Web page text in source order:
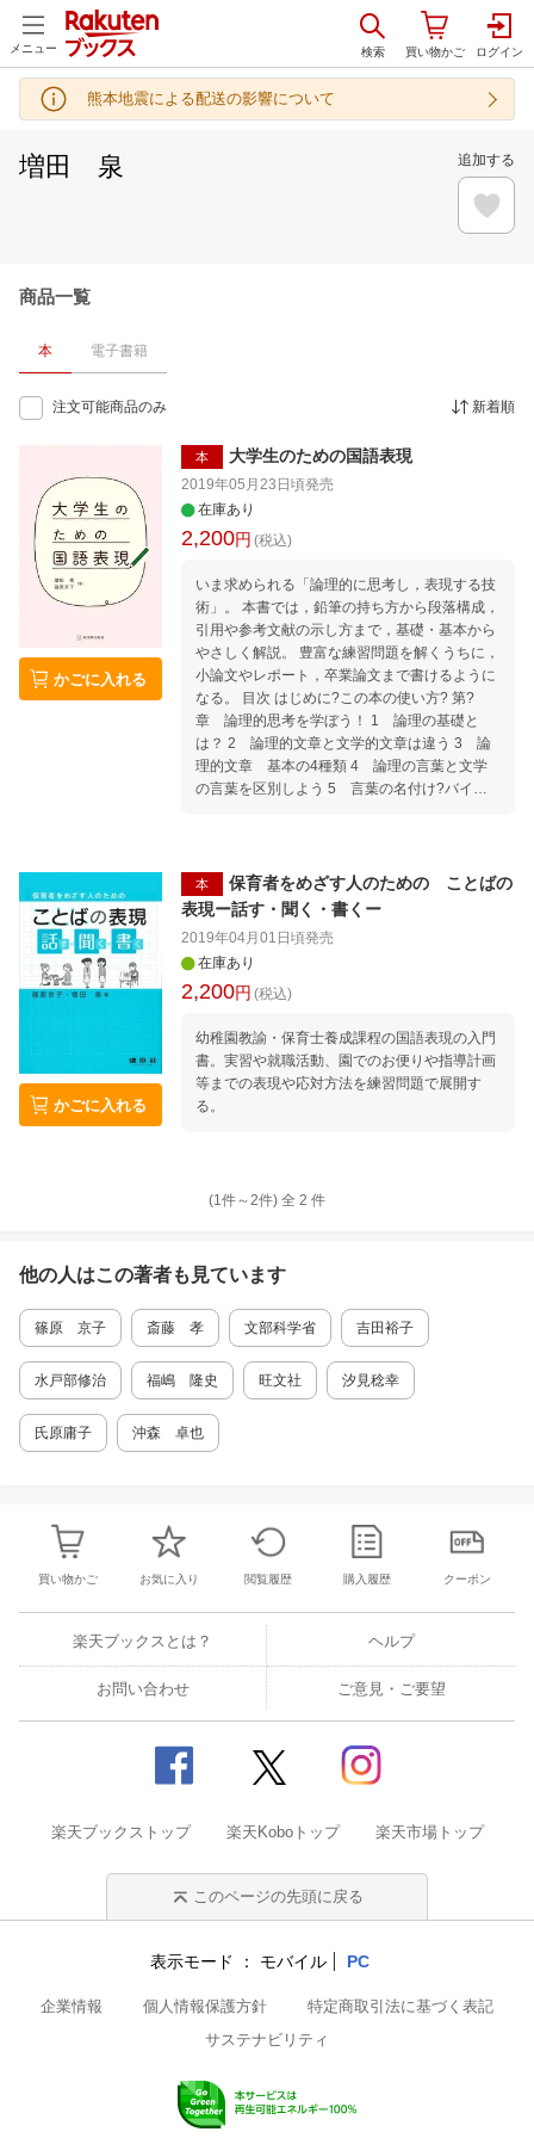
メニュー
熊本地震による配送の影響について
増田 泉 追加する
商品一覧
本 電子書籍
注文可能商品のみ 新着順
かごに入れる
本 大学生のための国語表現
2019年05月23日頃発売
在庫あり
2,200円 (税込)
いま求められる「論理的に思考し，表現する技
術」。 本書では，鉛筆の持ち方から段落構成，
引用や参考文献の示し方まで，基礎・基本から
やさしく解説。 豊富な練習問題を解くうちに，
小論文やレポート，卒業論文まで書けるように
なる。 目次 はじめに?この本の使い方? 第?
章 論理的思考を学ぼう！ 1 論理の基礎と
は？ 2 論理的文章と文学的文章は違う 3 論
理的文章 基本の4種類 4 論理の言葉と文学
の言葉を区別しよう 5 言葉の名付け?バイア
ーワード 11 事実と意見を区別する 12 演繹
的思考と帰納的思考 第?章 基礎を大事に！ 1
3 片仮名も正しく 4 同音異義語を使い分け
る 5 句読点の打ち方 6 論理的文章で使う言
葉には決意がいる 7 箇条書きの書き方 8 原
号? 9 原稿用紙の使い方をマスターする(2)?か
ぎかっこ? 第?章 小論文を書こう！ 一 基
本の形 1 そもそも小論文とは？ 2 キーワー
ド表を作る 3 一次原稿を書く 4 二次原稿を
(2)?要約ができたら使ってみよう? 9 文章から
文献・注の書き方 12 小論文応用編(1)?文章構
成? 13 小論文応用編(2)?文献を用いた具体例
の書き方? 14 小論文応用編(3)?いよいよ書
く? 15 小論文応用編(4)?仕上げ? 第?章 資料
答 3 大学時代に読んでほしい本 4 参考文献
かごに入れる
本
保育者をめざす人のための ことばの
表現ー話す・聞く・書くー
2019年04月01日頃発売
在庫あり
2,200円 (税込)
幼稚園教諭・保育士養成課程の国語表現の入門
書。実習や就職活動、園でのお便りや指導計画
等までの表現や応対方法を練習問題で展開す
る。
(1件～2件) 全 2 件
他の人はこの著者も見ています
篠原 京子 斎藤 孝 文部科学省 吉田裕子
水戸部修治 福嶋 隆史 旺文社 汐見稔幸
氏原庸子 沖森 卓也
買い物かご お気に入り 閲覧履歴 購入履歴 クーポン
楽天ブックスとは？ ヘルプ
お問い合わせ ご意見・ご要望
楽天ブックストップ 楽天Koboトップ 楽天市場トップ
このページの先頭に戻る
表示モード モバイル PC
企業情報 個人情報保護方針
特定商取引法に基づく表記
サステナビリティ